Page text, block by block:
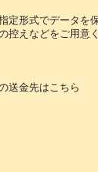
定形式でデータを
控えなどをご用意
送金先はこちら